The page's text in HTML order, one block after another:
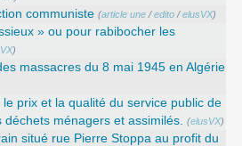
communiste (article une /edito /elusVX)
» ou pour rabibocher les
)
massacres du 8 mai 1945 en Algérie
prix et la qualité du service public de
ménagers et assimilés.
(elusVX)
situé rue Pierre Stoppa au profit du